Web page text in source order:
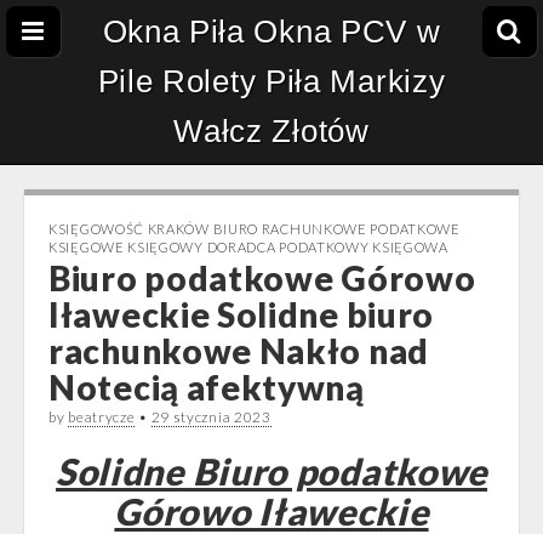
Okna Piła Okna PCV w
Pile Rolety Piła Markizy
Wałcz Złotów
KSIĘGOWOŚĆ KRAKÓW BIURO RACHUNKOWE PODATKOWE
KSIĘGOWE KSIĘGOWY DORADCA PODATKOWY KSIĘGOWA
Biuro podatkowe Górowo
Iławeckie Solidne biuro
rachunkowe Nakło nad
Notecią afektywną
by beatrycze • 29 stycznia 2023
Solidne Biuro podatkowe
Górowo Iławeckie